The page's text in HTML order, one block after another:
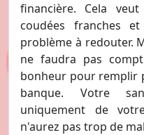
financière. Cela
coudées franches
problème à redouter.
ne faudra pas
bonheur pour remplir
banque. Votre
uniquement de
n'aurez pas trop de